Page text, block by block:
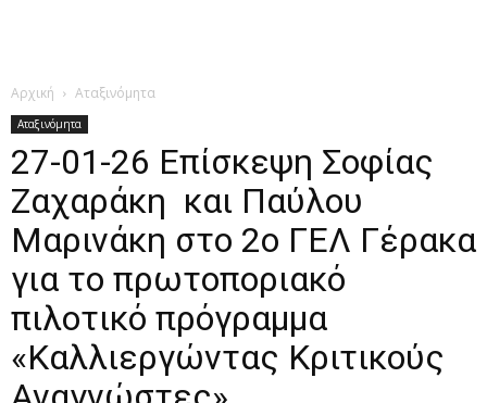
Αρχική Αταξινόμητα
Αταξινόμητα
27-01-26 Επίσκεψη Σοφίας
Ζαχαράκη και Παύλου
Μαρινάκη στο 2ο ΓΕΛ Γέρακα
για το πρωτοποριακό
πιλοτικό πρόγραμμα
«Καλλιεργώντας Κριτικούς